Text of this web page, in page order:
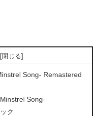
Song- Remastered
Song-
ク